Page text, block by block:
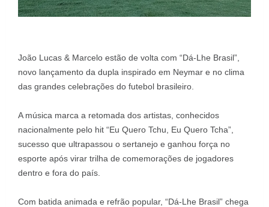
João Lucas & Marcelo estão de volta com “Dá-Lhe Brasil”,
novo lançamento da dupla inspirado em Neymar e no clima
das grandes celebrações do futebol brasileiro.
A música marca a retomada dos artistas, conhecidos
nacionalmente pelo hit “Eu Quero Tchu, Eu Quero Tcha”,
sucesso que ultrapassou o sertanejo e ganhou força no
esporte após virar trilha de comemorações de jogadores
dentro e fora do país.
Com batida animada e refrão popular, “Dá-Lhe Brasil” chega